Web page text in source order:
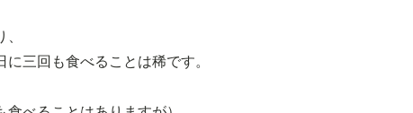
三回も食べることは稀です。